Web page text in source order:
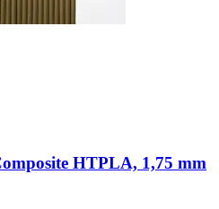
HTPLA, 1,75 mm